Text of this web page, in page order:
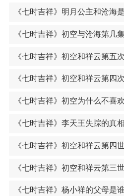
《七时吉祥》明月公主和沧海
《七时吉祥》初空与沧海第几
《七时吉祥》初空和祥云第五
《七时吉祥》初空和祥云第四
《七时吉祥》初空为什么不喜
《七时吉祥》李天王失踪的真
《七时吉祥》初空和祥云第四
《七时吉祥》初空和祥云第三
《七时吉祥》杨小祥的父母是